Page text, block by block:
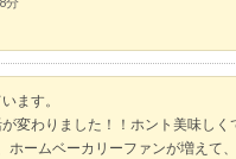
分
ます。
変わりました！！ホント美味し
ホームベーカリーファンが増えて